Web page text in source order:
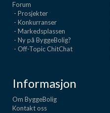
Forum
- Prosjekter
- Konkurranser
- Markedsplassen
- Ny på ByggeBolig?
- Off-Topic ChitChat
Informasjon
Om ByggeBolig
Kontakt oss